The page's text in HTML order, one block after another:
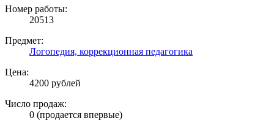
Номер работы:
20513
Предмет:
Логопедия, коррекционная педагогика
Цена:
4200 рублей
Число продаж:
0 (продается впервые)